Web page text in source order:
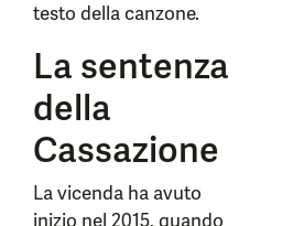
testo della canzone.
La sentenza
della
Cassazione
La vicenda ha avuto
inizio nel 2015, quando